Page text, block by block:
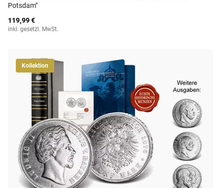
Potsdam"
119,99 €
inkl. gesetzl. MwSt.
Kollektion